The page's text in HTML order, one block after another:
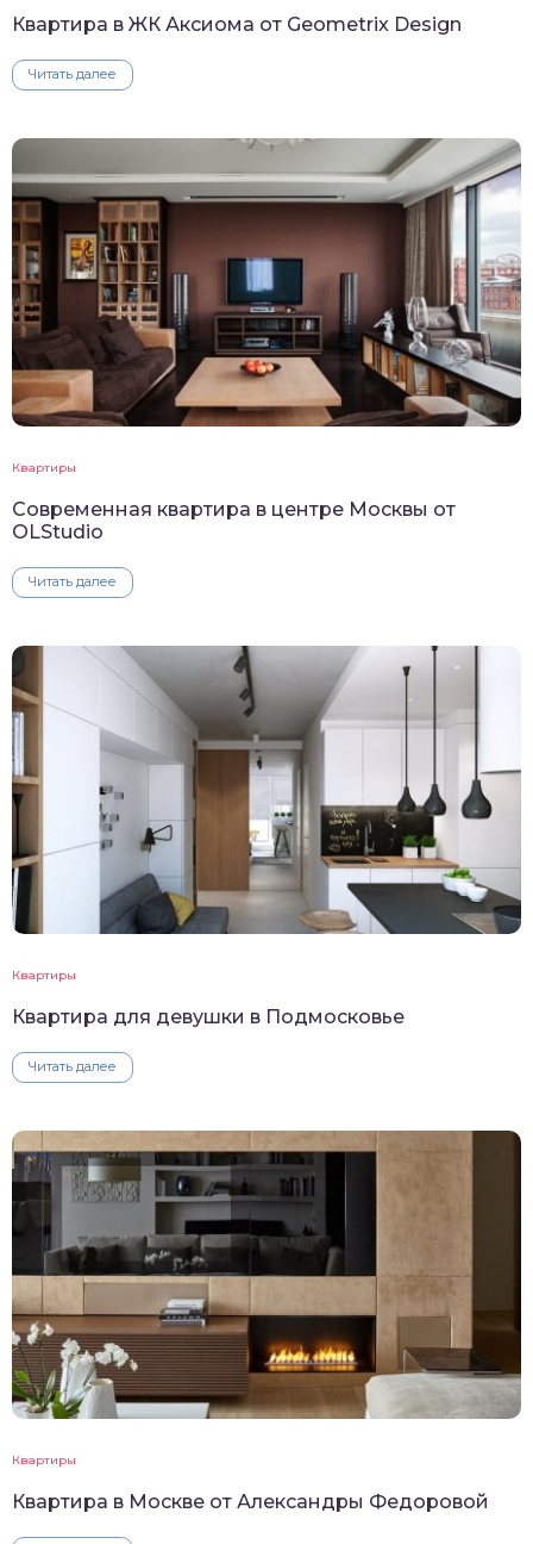
Квартира в ЖК Аксиома от Geometrix Design
Читать далее
Квартиры
Современная квартира в центре Москвы от
OLStudio
Читать далее
Квартиры
Квартира для девушки в Подмосковье
Читать далее
Квартиры
Квартира в Москве от Александры Федоровой